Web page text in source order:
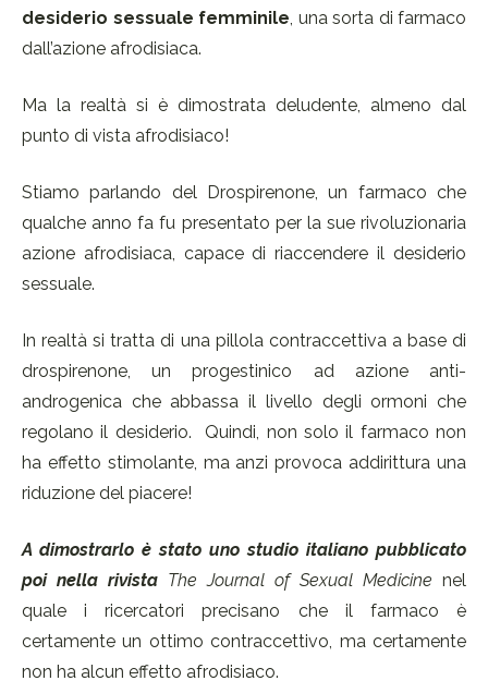
desiderio sessuale femminile, una sorta di farmaco
dall’azione afrodisiaca.
Ma la realtà si è dimostrata deludente, almeno dal
punto di vista afrodisiaco!
Stiamo parlando del Drospirenone, un farmaco che
qualche anno fa fu presentato per la sue rivoluzionaria
azione afrodisiaca, capace di riaccendere il desiderio
sessuale.
In realtà si tratta di una pillola contraccettiva a base di
drospirenone, un progestinico ad azione anti-
androgenica che abbassa il livello degli ormoni che
regolano il desiderio. Quindi, non solo il farmaco non
ha effetto stimolante, ma anzi provoca addirittura una
riduzione del piacere!
A dimostrarlo è stato uno studio italiano pubblicato
poi nella rivista The Journal of Sexual Medicine nel
quale i ricercatori precisano che il farmaco è
certamente un ottimo contraccettivo, ma certamente
non ha alcun effetto afrodisiaco.